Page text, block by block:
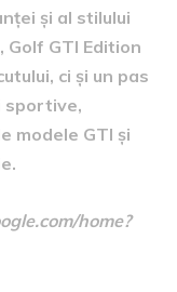
și al stilului
Golf GTI Edition
ci și un pas
sportive,
modele GTI și
home?